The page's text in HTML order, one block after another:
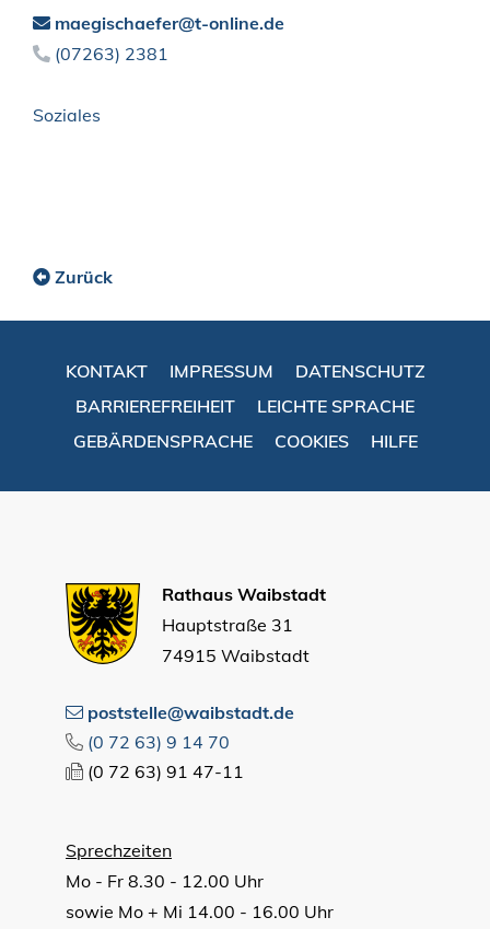
maegischaefer@t-online.de
(07263) 2381
Soziales
Zurück
KONTAKT IMPRESSUM
DATENSCHUTZ
BARRIEREFREIHEIT
LEICHTE SPRACHE
GEBÄRDENSPRACHE
COOKIES HILFE
Rathaus Waibstadt
Hauptstraße 31
74915 Waibstadt
poststelle@waibstadt.de
(0 72 63) 9 14 70
(0 72 63) 91 47-11
Sprechzeiten
Mo - Fr 8.30 - 12.00 Uhr
sowie Mo + Mi 14.00 - 16.00 Uhr